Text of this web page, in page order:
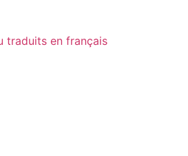
traduits en français